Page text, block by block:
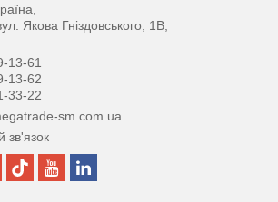
Якова Гніздовського, 1В,
13-61
13-62
33-22
sm.com.ua
зв'язок